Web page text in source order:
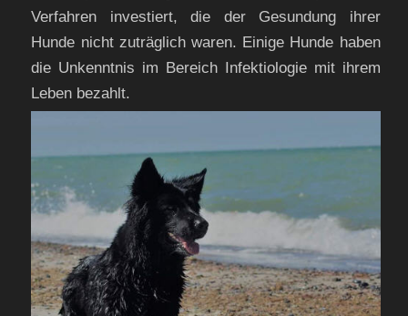
Verfahren investiert, die der Gesundung ihrer
Hunde nicht zuträglich waren. Einige Hunde haben
die Unkenntnis im Bereich Infektiologie mit ihrem
Leben bezahlt.